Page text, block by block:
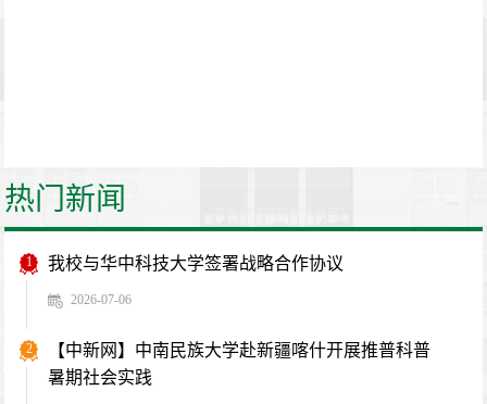
热门新闻
1 我校与华中科技大学签署战略合作协议
2026-07-06
2
【中新网】中南民族大学赴新疆喀什开展推普科普
暑期社会实践